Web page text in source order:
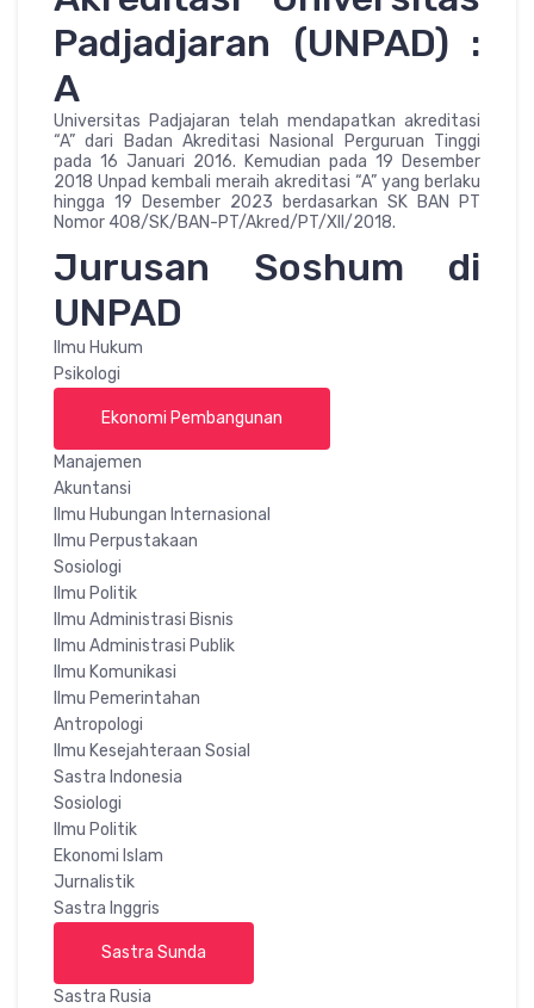
Padjadjaran (UNPAD) :
A
Universitas Padjajaran telah mendapatkan akreditasi
“A” dari Badan Akreditasi Nasional Perguruan Tinggi
pada 16 Januari 2016. Kemudian pada 19 Desember
2018 Unpad kembali meraih akreditasi “A” yang berlaku
hingga 19 Desember 2023 berdasarkan SK BAN PT
Nomor 408/SK/BAN-PT/Akred/PT/XII/2018.
Jurusan Soshum di
UNPAD
Ilmu Hukum
Psikologi
Ekonomi Pembangunan
Manajemen
Akuntansi
Ilmu Hubungan Internasional
Ilmu Perpustakaan
Sosiologi
Ilmu Politik
Ilmu Administrasi Bisnis
Ilmu Administrasi Publik
Ilmu Komunikasi
Ilmu Pemerintahan
Antropologi
Ilmu Kesejahteraan Sosial
Sastra Indonesia
Sosiologi
Ilmu Politik
Ekonomi Islam
Jurnalistik
Sastra Inggris
Sastra Sunda
Sastra Rusia